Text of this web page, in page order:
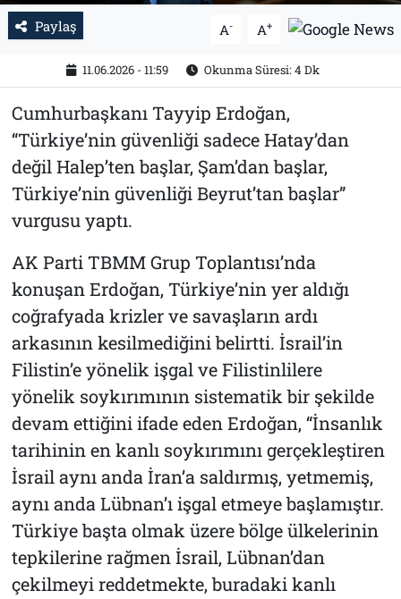
Paylaş A- A+
11.06.2026 - 11:59 Okunma Süresi: 4 Dk
Cumhurbaşkanı Tayyip Erdoğan,
“Türkiye’nin güvenliği sadece Hatay’dan
değil Halep’ten başlar, Şam’dan başlar,
Türkiye’nin güvenliği Beyrut’tan başlar”
vurgusu yaptı.
AK Parti TBMM Grup Toplantısı’nda
konuşan Erdoğan, Türkiye’nin yer aldığı
coğrafyada krizler ve savaşların ardı
arkasının kesilmediğini belirtti. İsrail’in
Filistin’e yönelik işgal ve Filistinlilere
yönelik soykırımının sistematik bir şekilde
devam ettiğini ifade eden Erdoğan, “İnsanlık
tarihinin en kanlı soykırımını gerçekleştiren
İsrail aynı anda İran’a saldırmış, yetmemiş,
aynı anda Lübnan’ı işgal etmeye başlamıştır.
Türkiye başta olmak üzere bölge ülkelerinin
tepkilerine rağmen İsrail, Lübnan’dan
çekilmeyi reddetmekte, buradaki kanlı